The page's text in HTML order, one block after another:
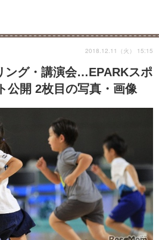
ング・講演会…EPARKスポ
公開 2枚目の写真・画像
2018.12.11（火） 15:15